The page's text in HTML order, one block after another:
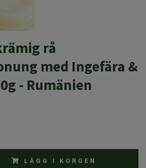
rå
med Ingefära &
- Rumänien
LÄGG I KORGEN